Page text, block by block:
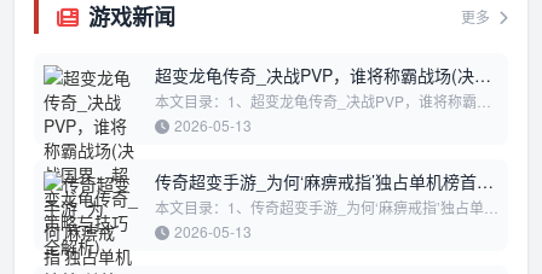
游戏新闻 更多
超变龙龟传奇_决战PVP，谁将称霸战场(决战
国界，超变龙龟传奇_策略与技巧全解析)
本文目录：1、超变龙龟传奇_决战PVP，谁将称霸战
场2、决战国界，超变龙龟传奇_策略与技巧全解析超
变龙龟传奇_决战PVP，谁将称霸战场在《...
2026-05-13
传奇超变手游_为何‘麻痹戒指’独占单机榜首
(单枪匹马，如何在传奇超变手游中选购最强
道具)
本文目录：1、传奇超变手游_为何‘麻痹戒指’独占单机
榜首2、单枪匹马，如何在传奇超变手游中选购最强道
具3、传奇超变手游大主播_PVP荣耀...
2026-05-13